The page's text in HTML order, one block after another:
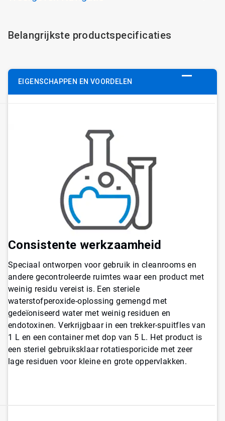
Belangrijkste productspecificaties
EIGENSCHAPPEN EN VOORDELEN
Consistente werkzaamheid
Speciaal ontworpen voor gebruik in cleanrooms en
andere gecontroleerde ruimtes waar een product met
weinig residu vereist is. Een steriele
waterstofperoxide-oplossing gemengd met
gedeïoniseerd water met weinig residuen en
endotoxinen. Verkrijgbaar in een trekker-spuitfles van
1 L en een container met dop van 5 L. Het product is
een steriel gebruiksklaar rotatiesporicide met zeer
lage residuen voor kleine en grote oppervlakken.